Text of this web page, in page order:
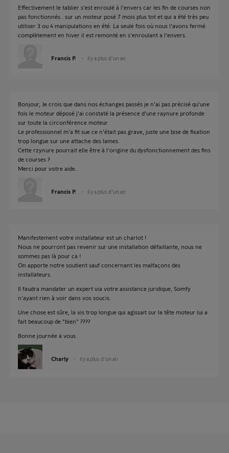
Effectivement le tablier s'est enroulé à l'envers car les fin de courses non
pas fonctionnés.. sur un moteur posé 7 mois plus tot et qui a été très peu
utiliser 3 ou 4 manipulations en été. La seule fois où nous l'avons fermé
complètement en hiver il est remonté en s'enroulant a l'envers.
Francis P. il y a plus d'un an
Bonjour, Je crois que dans nos échanges passés je n'ai pas précisé qu'une
fois le moteur déposé j'ai constaté la présence d'une raynure profonde
sur toute la circonférence moteur.
Le professionnel m'a fit sue ce n'était pas grave, juste une bise de fixation
trop longue sur une attache des lames.
Cette rzynure pourrait elle être à l'origine du dysfonctionnement des fins
de courses ?
Merci pour votre aide..
Francis P. il y a plus d'un an
Manifestement votre installateur est un charlot !
Nous ne pourront pas revenir sur une installation défaillante, nous ne
sommes pas là pour ca !
On apporte notre soutient sauf concernant les malfaçons des
installateurs.
Il faudra mandater un expert via votre assistance juridique, Somfy
n'ayant rien à voir dans vos soucis.
Une chose est sûre, la vis trop longue qui agissait sur la tête moteur lui a
fait beaucoup de "bien" ????
Bonne journée à vous.
Charly il y a plus d'un an